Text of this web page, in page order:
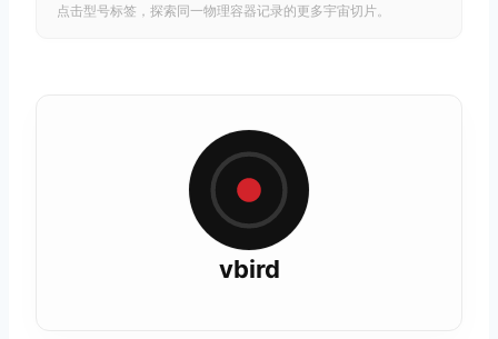
点击型号标签，探索同一物理容器记录的更多宇宙切片。
vbird